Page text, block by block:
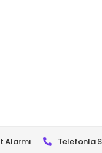
Alarmı Telefonla